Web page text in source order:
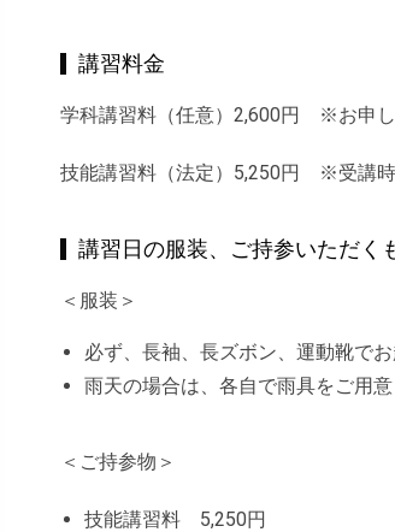
講習料金
学科講習料（任意）2,600円 ※お申し
技能講習料（法定）5,250円 ※受講時
講習日の服装、ご持参いただく
＜服装＞
必ず、長袖、長ズボン、運動靴で
雨天の場合は、各自で雨具をご用意
＜ご持参物＞
技能講習料 5,250円